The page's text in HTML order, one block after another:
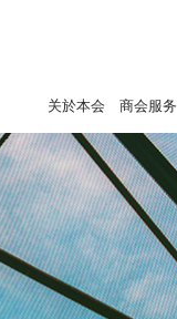
关於本会 商会服务